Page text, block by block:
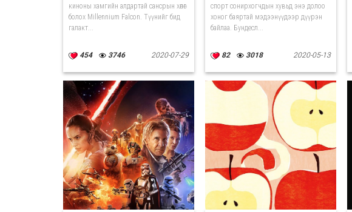
киноны хамгийн алдартай сансрын хөлөг
болох Millennium Falcon. Түүнийг бид
галакт...
454 3746 2020-07-29
спорт сонирхогчдын хувьд энэ долоо
хоног баяртай мэдээнүүдээр дүүрэн
байлаа. Бундесл...
82 3018 2020-05-13